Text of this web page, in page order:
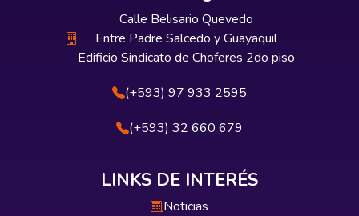
Calle Belisario Quevedo
Entre Padre Salcedo y Guayaquil
Edificio Sindicato de Choferes 2do piso
(+593) 97 933 2595
(+593) 32 660 679
LINKS DE INTERÉS
Noticias